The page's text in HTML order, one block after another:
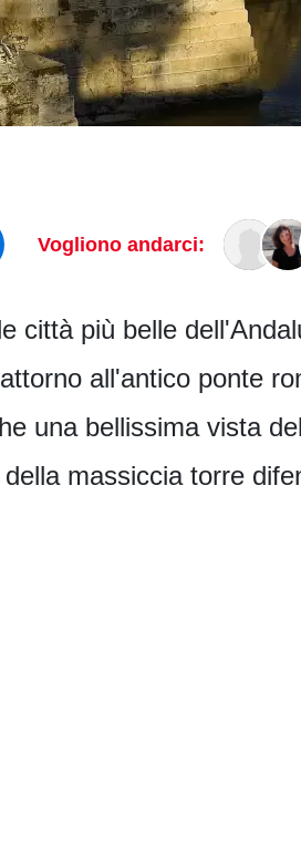
Vogliono andarci:
città più belle
all'antico ponte
una bellissima vista
massiccia torre